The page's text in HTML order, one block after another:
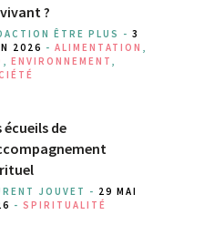
?
ÊTRE PLUS - 3
2026 - ALIMENTATION ,
, ENVIRONNEMENT ,
écueils de
JOUVET - 29 MAI
- SPIRITUALITÉ